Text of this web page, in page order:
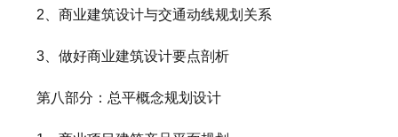
2、商业建筑设计与交通动线规划关系
3、做好商业建筑设计要点剖析
第八部分：总平概念规划设计